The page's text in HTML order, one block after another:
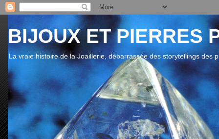
BIJOUX ET PIERRES
La vraie histoire de la Joaillerie, débarrassée des storytellings des